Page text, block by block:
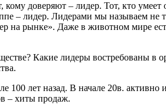
кому доверяют – лидер. Тот, кто умеет
– лидер. Лидерами мы называем не
на рынке». Даже в животном мире
Какие лидеры востребованы в
100 лет назад. В начале 20в. активно
– хиты продаж.